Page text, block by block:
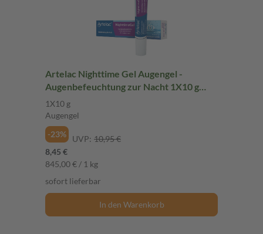
Artelac Nighttime Gel Augengel -
Augenbefeuchtung zur Nacht 1X10 g
Augengel
1X10 g
Augengel
-23%
UVP: 10,95 €
8,45 €
845,00 € / 1 kg
sofort lieferbar
In den Warenkorb